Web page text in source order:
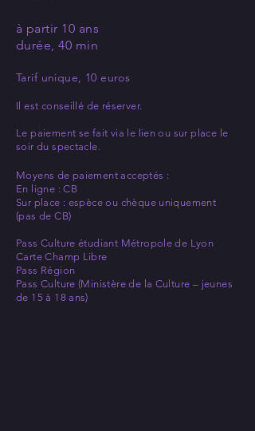
à partir 10 ans
durée, 40 min
Tarif unique, 10 euros
Il est conseillé de réserver.
Le paiement se fait via le lien ou sur place le
soir du spectacle.
Moyens de paiement acceptés :
En ligne : CB
Sur place : espèce ou chèque uniquement
(pas de CB)
Pass Culture étudiant Métropole de Lyon
Carte Champ Libre
Pass Région
Pass Culture(Ministère de la Culture – jeunes
de 15 à 18 ans)